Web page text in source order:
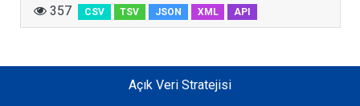
357 CSV TSV JSON XML API
Açık Veri Stratejisi